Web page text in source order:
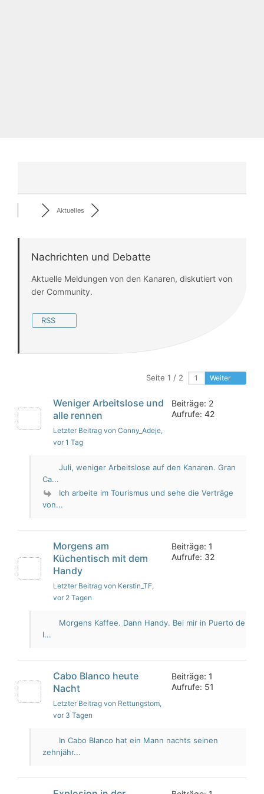
Aktuelles
Nachrichten und Debatte
Aktuelle Meldungen von den Kanaren, diskutiert von
der Community.
RSS
Seite 1 / 2 Weiter
Weniger Arbeitslose und
alle rennen
Letzter Beitrag von Conny_Adeje,
vor 1 Tag
Beiträge: 2
Aufrufe: 42
Juli, weniger Arbeitslose auf den Kanaren. Gran
Ca...
Ich arbeite im Tourismus und sehe die Verträge
von...
Morgens am
Küchentisch mit dem
Handy
Letzter Beitrag von Kerstin_TF,
vor 2 Tagen
Beiträge: 1
Aufrufe: 32
Morgens Kaffee. Dann Handy. Bei mir in Puerto de
l...
Cabo Blanco heute
Nacht
Letzter Beitrag von Rettungstom,
vor 3 Tagen
Beiträge: 1
Aufrufe: 51
In Cabo Blanco hat ein Mann nachts seinen
zehnjähr...